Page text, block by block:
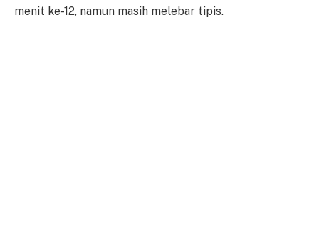
menit ke-12, namun masih melebar tipis.